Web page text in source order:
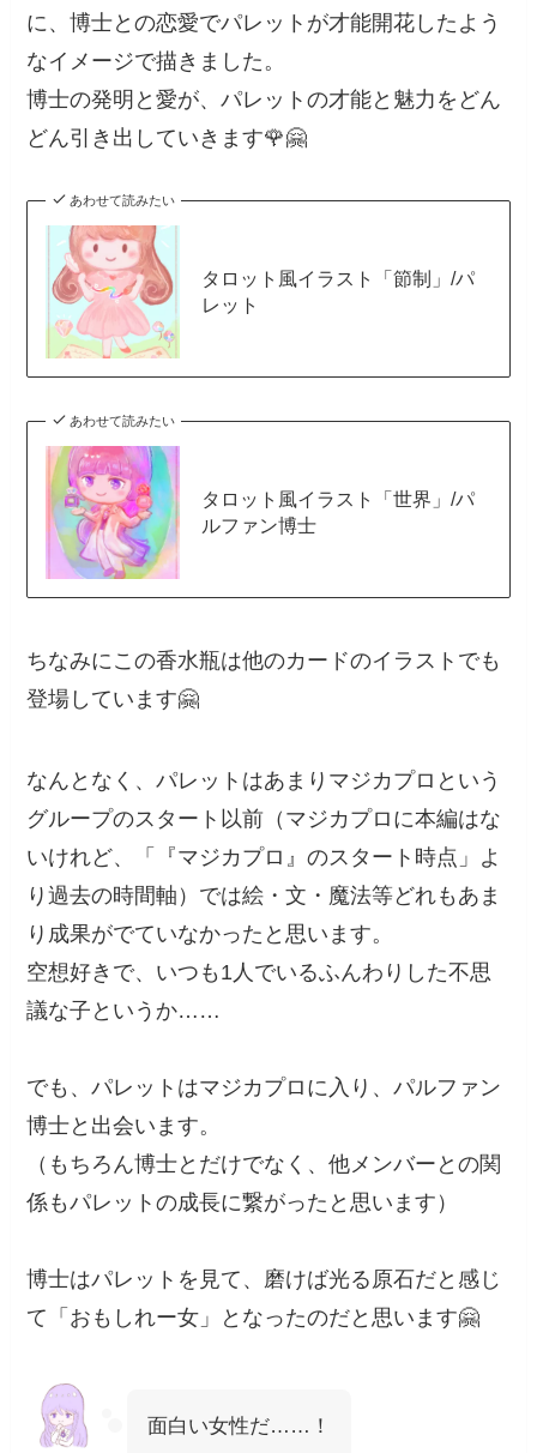
に、博士との恋愛でパレットが才能開花したよう
なイメージで描きました。
博士の発明と愛が、パレットの才能と魅力をどん
どん引き出していきます🌹🤗
あわせて読みたい
タロット風イラスト「節制」/パ
レット
あわせて読みたい
タロット風イラスト「世界」/パ
ルファン博士
ちなみにこの香水瓶は他のカードのイラストでも
登場しています🤗
なんとなく、パレットはあまりマジカプロという
グループのスタート以前（マジカプロに本編はな
いけれど、「『マジカプロ』のスタート時点」よ
り過去の時間軸）では絵・文・魔法等どれもあま
り成果がでていなかったと思います。
空想好きで、いつも1人でいるふんわりした不思
議な子というか……
でも、パレットはマジカプロに入り、パルファン
博士と出会います。
（もちろん博士とだけでなく、他メンバーとの関
係もパレットの成長に繋がったと思います）
博士はパレットを見て、磨けば光る原石だと感じ
て「おもしれー女」となったのだと思います🤗
面白い女性だ……！